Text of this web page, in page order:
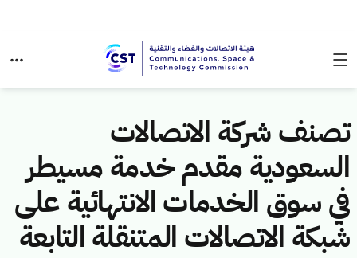
تصنف شركة الاتصالات
السعودية مقدم خدمة مسيطر
في سوق الخدمات الانتهائية على
شبكة الاتصالات المتنقلة التابعة